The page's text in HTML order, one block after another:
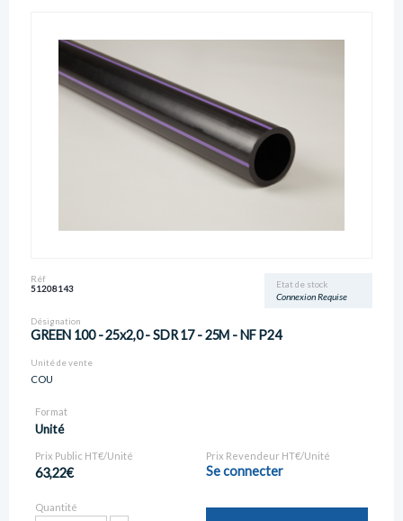
Etat de stock
Connexion Requise
Réf
51208143
Désignation
GREEN 100 - 25x2,0 - SDR 17 - 25M - NF P24
Unité de vente
COU
Format
Unité
Prix Public HT€/Unité
63,22€
Prix Revendeur HT€/Unité
Se connecter
Quantité